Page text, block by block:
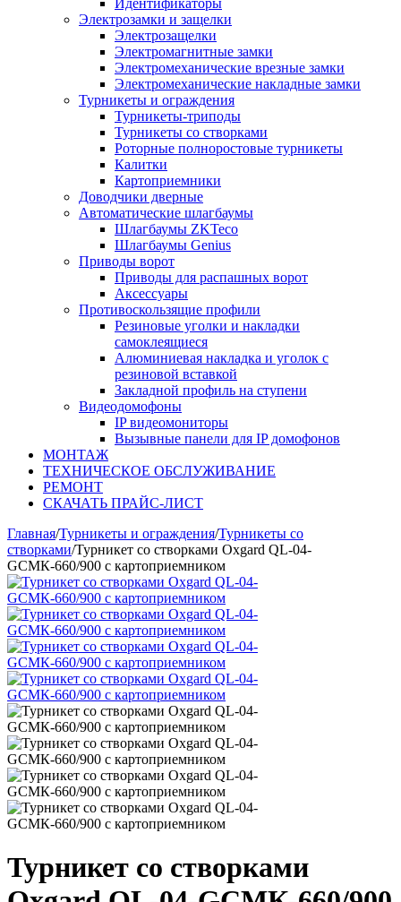
Идентификаторы
Электрозамки и защелки
Электрозащелки
Электромагнитные замки
Электромеханические врезные замки
Электромеханические накладные замки
Турникеты и ограждения
Турникеты-триподы
Турникеты со створками
Роторные полноростовые турникеты
Калитки
Картоприемники
Доводчики дверные
Автоматические шлагбаумы
Шлагбаумы ZKTeco
Шлагбаумы Genius
Приводы ворот
Приводы для распашных ворот
Аксессуары
Противоскользящие профили
Резиновые уголки и накладки
самоклеящиеся
Алюминиевая накладка и уголок с
резиновой вставкой
Закладной профиль на ступени
Видеодомофоны
IP видеомониторы
Вызывные панели для IP домофонов
МОНТАЖ
ТЕХНИЧЕСКОЕ ОБСЛУЖИВАНИЕ
РЕМОНТ
СКАЧАТЬ ПРАЙС-ЛИСТ
Главная/Турникеты и ограждения/Турникеты со
створками/Турникет со створками Oxgard QL-04-
GCMК-660/900 с картоприемником
Турникет со створками